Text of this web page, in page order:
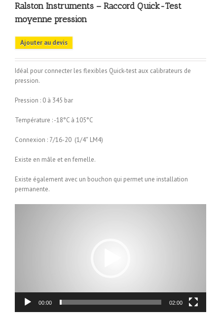
Ralston Instruments – Raccord Quick-Test
moyenne pression
Ajouter au devis
Idéal pour connecter les flexibles Quick-test aux calibrateurs de
pression.
Pression : 0 à 345 bar
Température : -18°C à 105°C
Connexion : 7/16-20 (1/4″ LM4)
Existe en mâle et en femelle.
Existe également avec un bouchon qui permet une installation
permanente.
00:00 02:00